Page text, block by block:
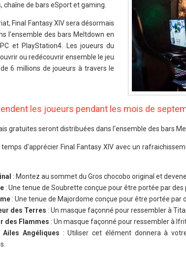
de bars eSport et gaming.
Final Fantasy XIV sera désormais
l'ensemble des bars Meltdown en
et PlayStation4. Les joueurs du
ou redécouvrir ensemble le jeu
6 millions de joueurs à travers le
les joueurs pendant les mois de
gratuites seront distribuées dans l'ensemble des bars
temps d'apprécier Final Fantasy XIV avec un
: Montez au sommet du Gros chocobo original et
: Une tenue de Soubrette conçue pour être portée par des
: Une tenue de Majordome conçue pour être portée par
des Terres : Un masque façonné pour ressembler à
des Flammes : Un masque façonné pour ressembler à
Angéliques : Utiliser cet élément donnera à